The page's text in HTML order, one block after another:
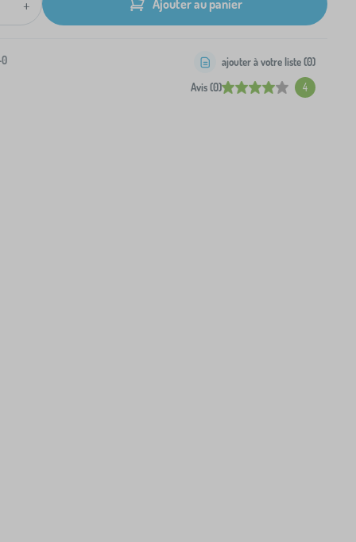
Ajouter au panier
Avis (0) 4
ajouter à votre liste (0)